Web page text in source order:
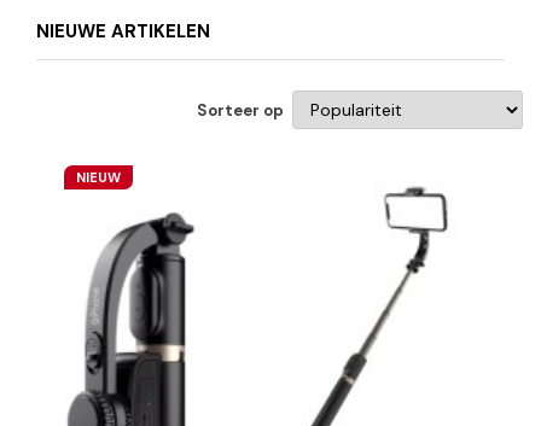
NIEUWE ARTIKELEN
Sorteer op
NIEUW